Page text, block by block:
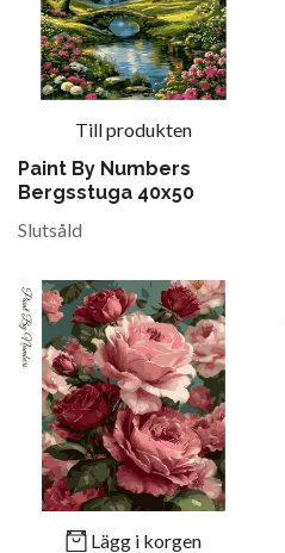
Till produkten
Paint By Numbers
Bergsstuga 40x50
Slutsåld
Lägg i korgen